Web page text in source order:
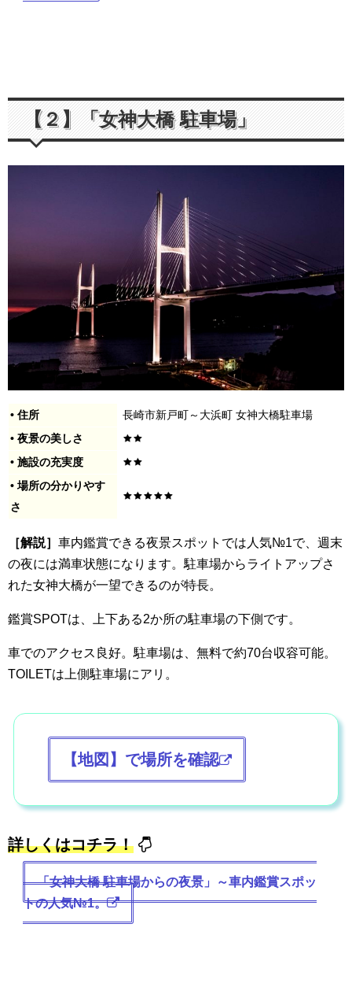
【２】「女神大橋 駐車場」
• 住所
長崎市新戸町～大浜町 女神大橋駐車場
• 夜景の美しさ
• 施設の充実度
• 場所の分かりやす
さ
［解説］ 車内鑑賞できる夜景スポットでは人気№1で、週末
の夜には満車状態になります。駐車場からライトアップさ
れた女神大橋が一望できるのが特長。
鑑賞SPOTは、上下ある2か所の駐車場の下側です。
車でのアクセス良好。駐車場は、無料で約70台収容可能。
TOILETは上側駐車場にアリ。
【地図】で場所を確認
詳しくはコチラ！
「女神大橋 駐車場からの夜景」～車内鑑賞スポッ
トの人気№1。